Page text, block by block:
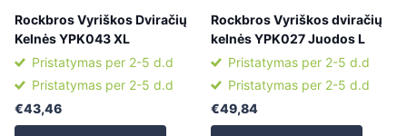
Rockbros Vyriškos Dviračių
Kelnės YPK043 XL
Pristatymas per 2-5 d.d
Pristatymas per 2-5 d.d
€43,46
Rockbros Vyriškos dviračių
kelnės YPK027 Juodos L
Pristatymas per 2-5 d.d
Pristatymas per 2-5 d.d
€49,84